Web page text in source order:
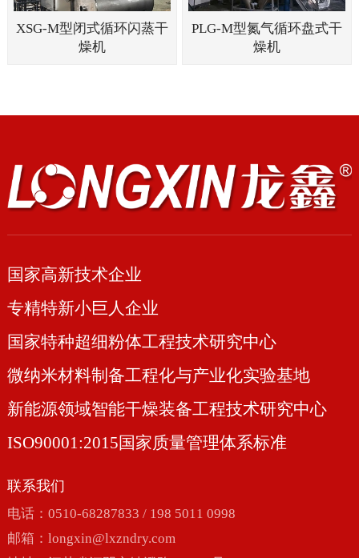
XSG-M型闭式循环闪蒸干
燥机
PLG-M型氮气循环盘式干
燥机
国家高新技术企业
专精特新小巨人企业
国家特种超细粉体工程技术研究中心
微纳米材料制备工程化与产业化实验基地
新能源领域智能干燥装备工程技术研究中心
ISO90001:2015国家质量管理体系标准
联系我们
电话：0510-68287833 / 198 5011 0998
邮箱： longxin@lxzndry.com